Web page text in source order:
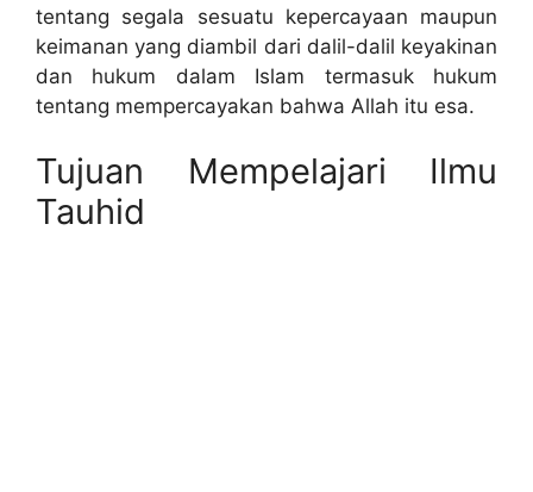
tentang segala sesuatu kepercayaan maupun
keimanan yang diambil dari dalil-dalil keyakinan
dan hukum dalam Islam termasuk hukum
tentang mempercayakan bahwa Allah itu esa.
Tujuan Mempelajari Ilmu
Tauhid